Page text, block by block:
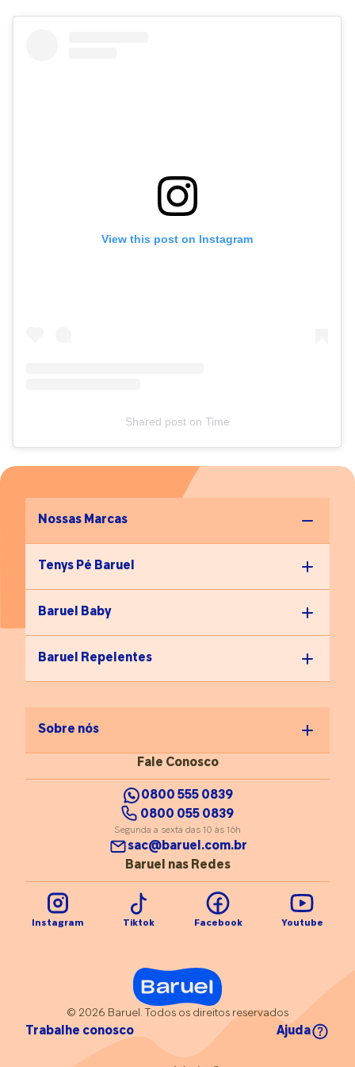
mais resistentes, pode ser necessária uma nova abordagem
View this post on Instagram
Shared poston Time
Nossas Marcas
Tenys Pé Baruel
Baruel Baby
Baruel Repelentes
Sobre nós
Fale Conosco
0800 555 0839
0800 055 0839
Segunda a sexta das 10 às 16h
sac@baruel.com.br
Baruel nas Redes
Instagram Tiktok Facebook Youtube
© 2026 Baruel. Todos os direitos reservados
Trabalhe conosco Ajuda